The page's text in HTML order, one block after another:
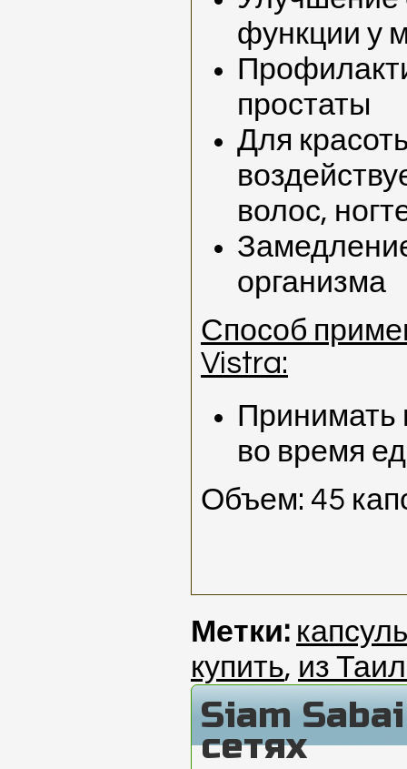
функции у
простаты
Для
волос,
организма
Способ
Vistra:
Принимать
во время
Объем: 45
Метки:
купить, из
Siam
сетях